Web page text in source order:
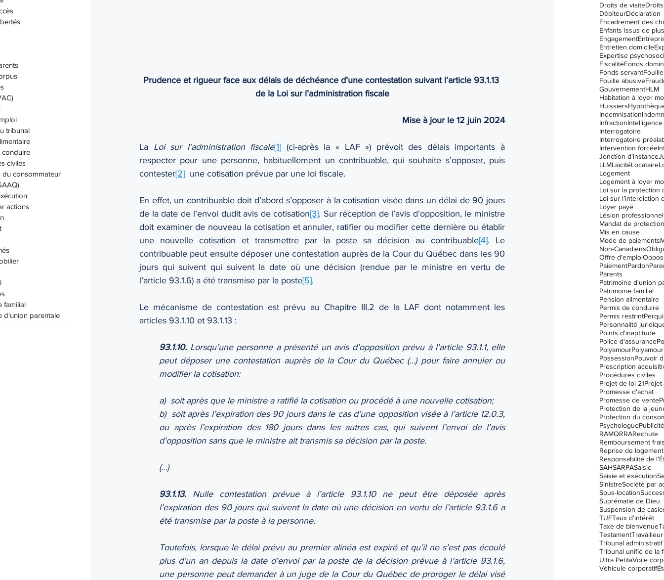
tribunal
conduire
civiles
du consommateur
actions
familial
d'union parentale
Prudence et rigueur face aux délais de déchéance d’une contestation suivant l’article 93.1.13
de la Loi sur l’administration fiscale
Mise à jour le 12 juin 2024
La Loi sur l’administration fiscale[1] (ci-après la « LAF ») prévoit des délais importants à
respecter pour une personne, habituellement un contribuable, qui souhaite s’opposer, puis
contester[2] une cotisation prévue par une loi fiscale.
En effet, un contribuable doit d’abord s’opposer à la cotisation visée dans un délai de 90 jours
de la date de l’envoi dudit avis de cotisation[3]. Sur réception de l’avis d’opposition, le ministre
doit examiner de nouveau la cotisation et annuler, ratifier ou modifier cette dernière ou établir
une nouvelle cotisation et transmettre par la poste sa décision au contribuable[4]. Le
contribuable peut ensuite déposer une contestation auprès de la Cour du Québec dans les 90
jours qui suivent qui suivent la date où une décision (rendue par le ministre en vertu de
l’article 93.1.6) a été transmise par la poste[5].
Le mécanisme de contestation est prévu au Chapitre III.2 de la LAF dont notamment les
articles 93.1.10 et 93.1.13 :
93.1.10. Lorsqu’une personne a présenté un avis d’opposition prévu à l’article 93.1.1, elle
peut déposer une contestation auprès de la Cour du Québec (…) pour faire annuler ou
modifier la cotisation:
a)  soit après que le ministre a ratifié la cotisation ou procédé à une nouvelle cotisation;
b)  soit après l’expiration des 90 jours dans le cas d’une opposition visée à l’article 12.0.3,
ou après l’expiration des 180 jours dans les autres cas, qui suivent l’envoi de l’avis
d’opposition sans que le ministre ait transmis sa décision par la poste.
(…)
93.1.13. Nulle contestation prévue à l’article 93.1.10 ne peut être déposée après
l’expiration des 90 jours qui suivent la date où une décision en vertu de l’article 93.1.6 a
été transmise par la poste à la personne.
Toutefois, lorsque le délai prévu au premier alinéa est expiré et qu’il ne s’est pas écoulé
plus d’un an depuis la date d’envoi par la poste de la décision prévue à l’article 93.1.6,
une personne peut demander à un juge de la Cour du Québec de proroger le délai visé
Droits de visite
DébiteurDéclaration
Encadrement des
Engagement
Entretien domicile
Expertise
FiscalitéFonds
Fonds servantFouille
Fouille abusive
GouvernementHLM
Habitation à loyer
Huissiers
Indemnisation
Infraction
Interrogatoire
Interrogatoire
Intervention forcée
Jonction d'instance
LLMLaïcitéLocataire
Logement
Logement à loyer
Loyer payé
Lésion
Mandat de protection
Mis en cause
Mode de paiements
Non-Canadiens
Offre d'emploi
PaiementPardon
Parents
Patrimoine d'union
Patrimoine familial
Pension alimentaire
Permis de conduire
Permis restrint
Personnalité
Points d'inaptitude
Police d'assurance
Polyamour
PossessionPouvoir
Prescription
Procédures civiles
Projet de loi 21Projet
Promesse d'achat
Promesse de vente
Protection de la
Protection du
Psychologue
RAMQRRARechute
Remboursement
Reprise de logement
Responsabilité de
SAHSARPASaisie
Saisie et exécution
SinistreSociété par
Sous-location
Suprématie de Dieu
Suspension de
TUFTaux d'intérêt
Taxe de bienvenue
Testament
Tribunal unifié de la
Ultra PetitaVoile
Véhicule corporatif